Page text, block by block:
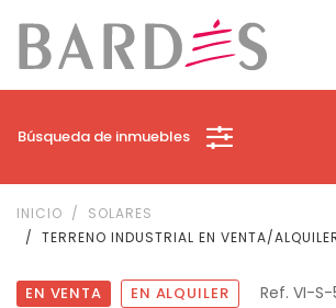
Búsqueda de inmuebles
INICIO
SOLARES
TERRENO INDUSTRIAL EN VENTA/
EN VENTA EN ALQUILER Ref. VI-